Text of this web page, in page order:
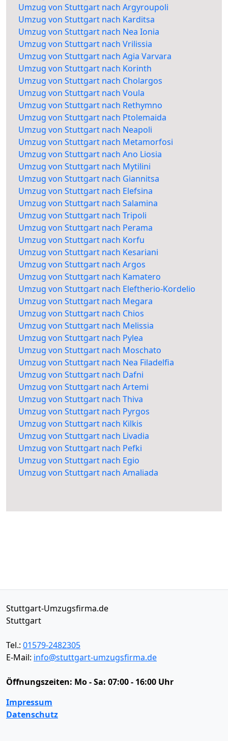
Umzug von Stuttgart nach Argyroupoli
Umzug von Stuttgart nach Karditsa
Umzug von Stuttgart nach Nea Ionia
Umzug von Stuttgart nach Vrilissia
Umzug von Stuttgart nach Agia Varvara
Umzug von Stuttgart nach Korinth
Umzug von Stuttgart nach Cholargos
Umzug von Stuttgart nach Voula
Umzug von Stuttgart nach Rethymno
Umzug von Stuttgart nach Ptolemaida
Umzug von Stuttgart nach Neapoli
Umzug von Stuttgart nach Metamorfosi
Umzug von Stuttgart nach Ano Liosia
Umzug von Stuttgart nach Mytilini
Umzug von Stuttgart nach Giannitsa
Umzug von Stuttgart nach Elefsina
Umzug von Stuttgart nach Salamina
Umzug von Stuttgart nach Tripoli
Umzug von Stuttgart nach Perama
Umzug von Stuttgart nach Korfu
Umzug von Stuttgart nach Kesariani
Umzug von Stuttgart nach Argos
Umzug von Stuttgart nach Kamatero
Umzug von Stuttgart nach Eleftherio-Kordelio
Umzug von Stuttgart nach Megara
Umzug von Stuttgart nach Chios
Umzug von Stuttgart nach Melissia
Umzug von Stuttgart nach Pylea
Umzug von Stuttgart nach Moschato
Umzug von Stuttgart nach Nea Filadelfia
Umzug von Stuttgart nach Dafni
Umzug von Stuttgart nach Artemi
Umzug von Stuttgart nach Thiva
Umzug von Stuttgart nach Pyrgos
Umzug von Stuttgart nach Kilkis
Umzug von Stuttgart nach Livadia
Umzug von Stuttgart nach Pefki
Umzug von Stuttgart nach Egio
Umzug von Stuttgart nach Amaliada
Stuttgart-Umzugsfirma.de
Stuttgart
Tel.: 01579-2482305
E-Mail: info@stuttgart-umzugsfirma.de
Öffnungszeiten: Mo - Sa: 07:00 - 16:00 Uhr
Impressum
Datenschutz